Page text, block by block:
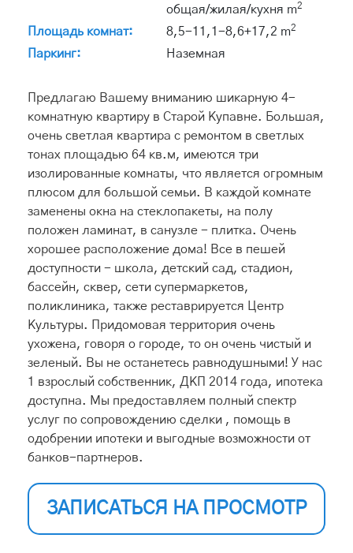
общая/жилая/кухня m2
Площадь комнат: 8,5-11,1-8,6+17,2 m2
Паркинг: Наземная
Предлагаю Вашему вниманию шикарную 4-
комнатную квартиру в Старой Купавне. Большая,
очень светлая квартира с ремонтом в светлых
тонах площадью 64 кв.м, имеются три
изолированные комнаты, что является огромным
плюсом для большой семьи. В каждой комнате
заменены окна на стеклопакеты, на полу
положен ламинат, в санузле - плитка. Очень
хорошее расположение дома! Все в пешей
доступности - школа, детский сад, стадион,
бассейн, сквер, сети супермаркетов,
поликлиника, также реставрируется Центр
Культуры. Придомовая территория очень
ухожена, говоря о городе, то он очень чистый и
зеленый. Вы не останетесь равнодушными! У нас
1 взрослый собственник, ДКП 2014 года, ипотека
доступна. Мы предоставляем полный спектр
услуг по сопровождению сделки , помощь в
одобрении ипотеки и выгодные возможности от
банков-партнеров.
ЗАПИСАТЬСЯ НА ПРОСМОТР